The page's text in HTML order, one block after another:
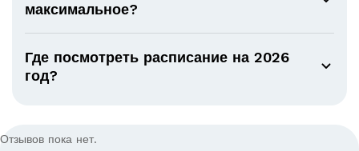
максимальное?
Где посмотреть расписание на 2026
год?
Отзывов пока нет.